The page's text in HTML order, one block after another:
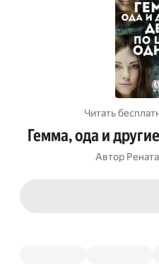
Читать
Гемма, ода и
Автор